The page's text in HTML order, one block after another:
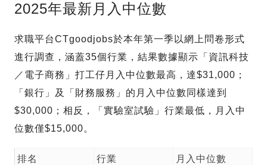
2025年最新月入中位數
求職平台CTgoodjobs於本年第一季以網上問卷形式
進行調查，涵蓋35個行業，結果數據顯示「資訊科技
／電子商務」打工仔月入中位數最高，達$31,000；
「銀行」及「財務服務」的月入中位數同樣達到
$30,000；相反，「實驗室試驗」行業最低，月入中
位數僅$15,000。
排名 行業 月入中位數